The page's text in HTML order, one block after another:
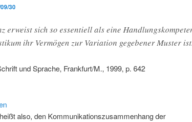
30
erweist sich so essentiell als eine
ihr Vermögen zur Variation gegebener Muster
und Sprache, Frankfurt/M., 1999, p. 642
also, den Kommunikationszusammenhang der